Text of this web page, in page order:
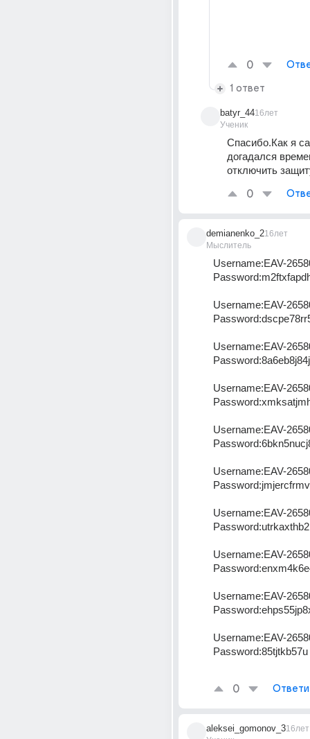
0
1 ответ
batyr_44
Ученик
16лет
Спасибо.Как я
догадался
отключить
0
demianenko_2
Мыслитель
16лет
Username:EAV-
Username:EAV-
Username:EAV-
Username:EAV-
Username:EAV-
Username:EAV-
Username:EAV-
Username:EAV-
Username:EAV-
Username:EAV-
Password:85tjtkb57u
0
aleksei_gomonov_316лет